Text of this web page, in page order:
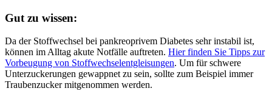
Gut zu wissen:
Da der Stoffwechsel bei pankreoprivem Diabetes sehr instabil ist,
können im Alltag akute Notfälle auftreten. Hier finden Sie Tipps zur
Vorbeugung von Stoffwechselentgleisungen. Um für schwere
Unterzuckerungen gewappnet zu sein, sollte zum Beispiel immer
Traubenzucker mitgenommen werden.